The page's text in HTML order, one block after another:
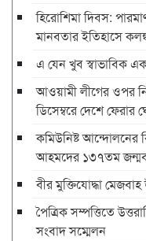
হিরোশিমা দিবস:
মানবতার ইতিহাসে
এ যেন খুব স্বাভাবিক এক
আওয়ামী লীগের ওপর
ডিসেম্বরে দেশে ফেরার
কমিউনিষ্ট আন্দোলনের
আহমদের ১৩৭তম
বীর মুক্তিযোদ্ধা
পৈত্রিক সম্পত্তিতে
সংবাদ সম্মেলন